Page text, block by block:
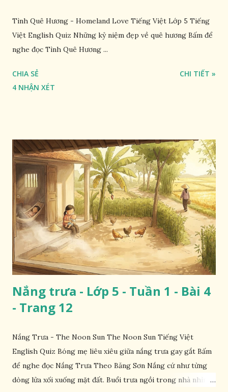
Tình Quê Hương - Homeland Love Tiếng Việt Lớp 5 Tiếng
Việt English Quiz Những kỷ niệm đẹp về quê hương Bấm để
nghe đọc Tình Quê Hương ...
CHIA SẺ
4 NHẬN XÉT
CHI TIẾT »
Nắng trưa - Lớp 5 - Tuần 1 - Bài 4
- Trang 12
Nắng Trưa - The Noon Sun The Noon Sun Tiếng Việt
English Quiz Bóng mẹ liêu xiêu giữa nắng trưa gay gắt Bấm
để nghe đọc Nắng Trưa Theo Băng Sơn Nắng cứ như từng
dòng lửa xối xuống mặt đất. Buổi trưa ngồi trong nhà nhìn